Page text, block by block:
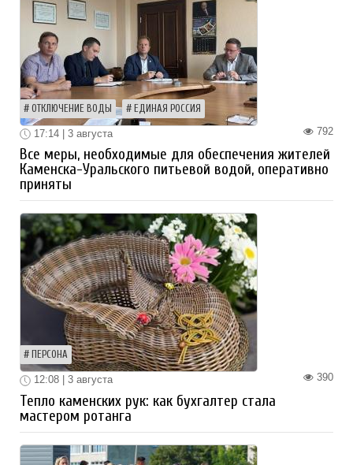
ОТКЛЮЧЕНИЕ ВОДЫ ЕДИНАЯ РОССИЯ
792
17:14 | 3 августа
Все меры, необходимые для обеспечения жителей
Каменска-Уральского питьевой водой, оперативно
приняты
ПЕРСОНА
390
12:08 | 3 августа
Тепло каменских рук: как бухгалтер стала
мастером ротанга